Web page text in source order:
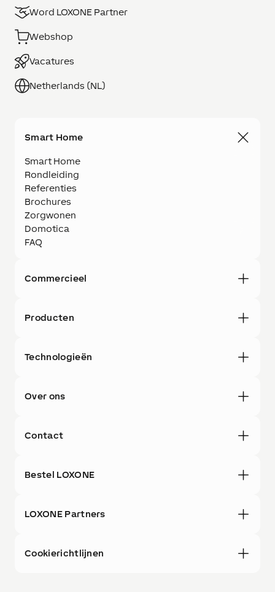
Word LOXONE Partner
Webshop
Vacatures
Netherlands (NL)
Smart Home
Smart Home
Rondleiding
Referenties
Brochures
Zorgwonen
Domotica
FAQ
Commercieel
Producten
Technologieën
Over ons
Contact
Bestel LOXONE
LOXONE Partners
Cookierichtlijnen